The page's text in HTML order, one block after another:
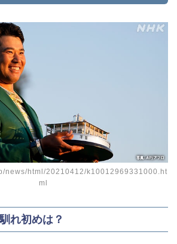
news/html/20210412/k10012969331000.ht
ml
れ初めは？